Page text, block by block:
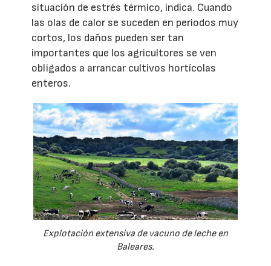
situación de estrés térmico, indica. Cuando
las olas de calor se suceden en periodos muy
cortos, los daños pueden ser tan
importantes que los agricultores se ven
obligados a arrancar cultivos hortícolas
enteros.
Explotación extensiva de vacuno de leche en
Baleares.